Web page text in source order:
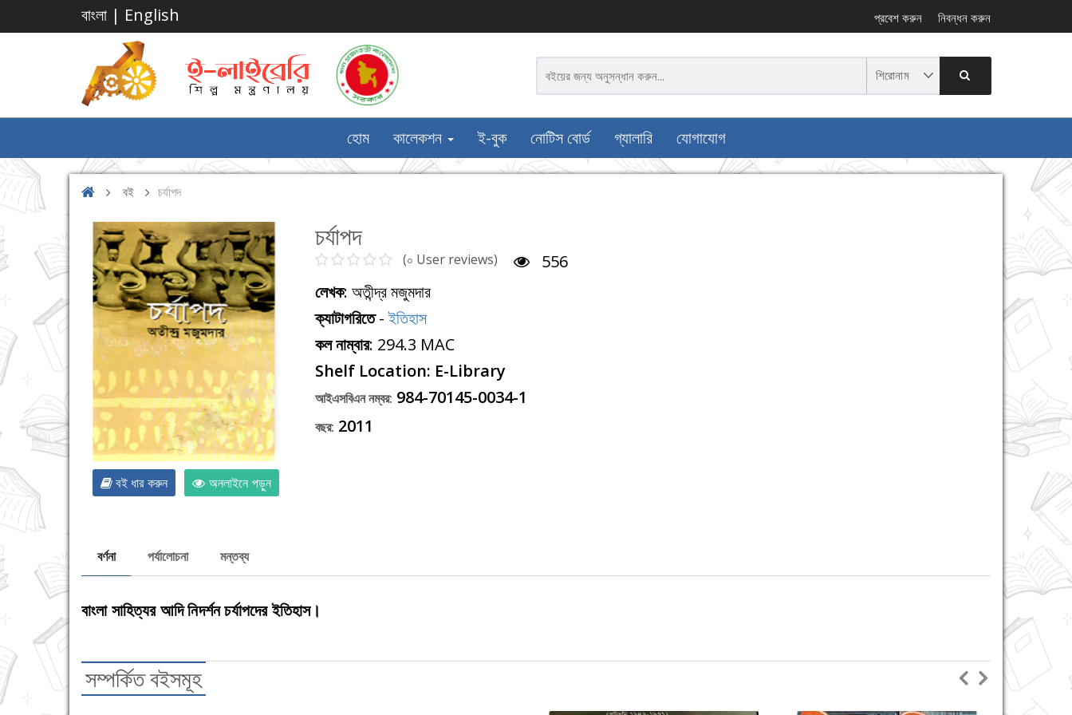
বাংলা | English প্রবেশ করুন নিবন্ধন করুন
হোম কালেকশন ই-বুক নোটিস বোর্ড গ্যালারি যোগাযোগ
বই চর্যাপদ
বই ধার করুন অনলাইনে পড়ুন
চর্যাপদ
(০ User reviews)
556
লেখক: অতীন্দ্র মজুমদার
ক্যাটাগরিতে-ইতিহাস
কল নাম্বার: 294.3 MAC
Shelf Location: E-Library
আইএসবিএন নম্বর: 984-70145-0034-1
বছর: 2011
বর্ণনা পর্যালোচনা মন্তব্য
বাংলা সাহিত্যর আদি নিদর্শন চর্যাপদের ইতিহাস।
সম্পর্কিত বইসমূহ